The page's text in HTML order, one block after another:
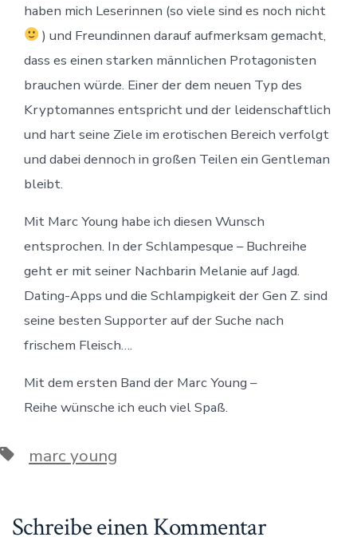
Marc
Young
haben mich Leserinnen (so viele sind es noch nicht
) und Freundinnen darauf aufmerksam gemacht,
dass es einen starken männlichen Protagonisten
brauchen würde. Einer der dem neuen Typ des
Kryptomannes entspricht und der leidenschaftlich
und hart seine Ziele im erotischen Bereich verfolgt
und dabei dennoch in großen Teilen ein Gentleman
bleibt.
Mit Marc Young habe ich diesen Wunsch
entsprochen. In der Schlampesque – Buchreihe
geht er mit seiner Nachbarin Melanie auf Jagd.
Dating-Apps und die Schlampigkeit der Gen Z. sind
seine besten Supporter auf der Suche nach
frischem Fleisch….
Mit dem ersten Band der Marc Young –
Reihe wünsche ich euch viel Spaß.
Schlagwörter
marc young
Schreibe einen Kommentar